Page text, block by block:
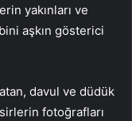
yakınları ve
aşkın gösterici
davul ve düdük
fotoğrafları